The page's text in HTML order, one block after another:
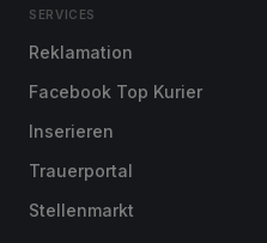
SERVICES
Reklamation
Facebook Top Kurier
Inserieren
Trauerportal
Stellenmarkt